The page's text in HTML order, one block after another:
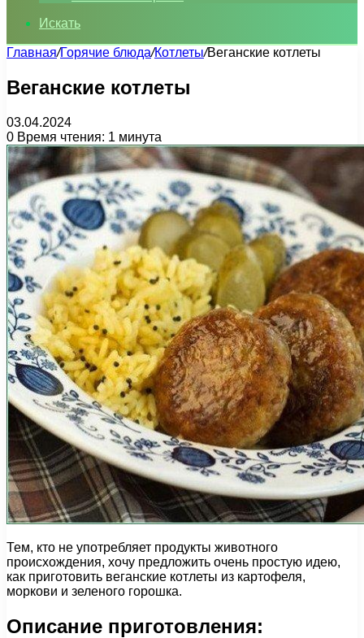
Искать
Главная/Горячие блюда/Котлеты/Веганские котлеты
Веганские котлеты
03.04.2024
0 Время чтения: 1 минута
Тем, кто не употребляет продукты животного
происхождения, хочу предложить очень простую идею,
как приготовить веганские котлеты из картофеля,
моркови и зеленого горошка.
Описание приготовления: